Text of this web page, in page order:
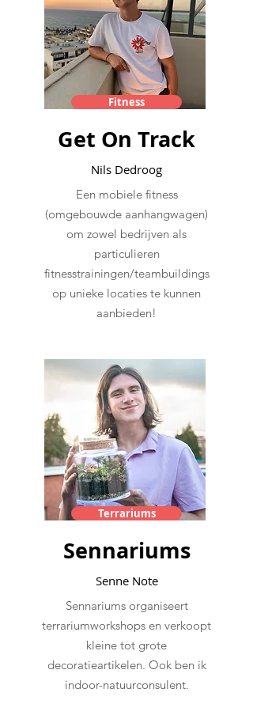
Fitness
Get On Track
Nils Dedroog
Een mobiele fitness
(omgebouwde aanhangwagen)
om zowel bedrijven als
particulieren
fitnesstrainingen/teambuildings
op unieke locaties te kunnen
aanbieden!
Terrariums
Sennariums
Senne Note
Sennariums organiseert
terrariumworkshops en verkoopt
kleine tot grote
decoratieartikelen. Ook ben ik
indoor-natuurconsulent.